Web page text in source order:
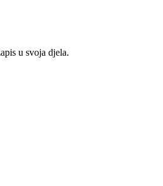
u svoja djela.